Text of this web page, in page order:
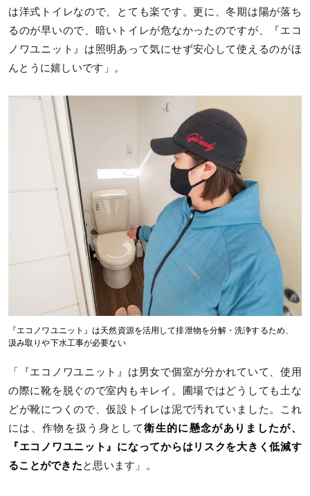
は洋式トイレなので、とても楽です。更に、冬期は陽が落ち
るのが早いので、暗いトイレが危なかったのですが、『エコ
ノワユニット』は照明あって気にせず安心して使えるのがほ
んとうに嬉しいです」。
『エコノワユニット』は天然資源を活用して排泄物を分解・洗浄するため、
汲み取りや下水工事が必要ない
「『エコノワユニット』は男女で個室が分かれていて、使用
の際に靴を脱ぐので室内もキレイ。圃場ではどうしても土な
どが靴につくので、仮設トイレは泥で汚れていました。これ
には、作物を扱う身として衛生的に懸念がありましたが、
『エコノワユニット』になってからはリスクを大きく低減す
ることができたと思います」。